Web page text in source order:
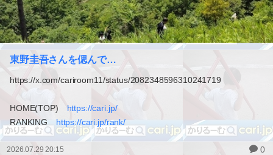
東野圭吾さんを偲んで…
https://x.com/cariroom11/status/2082348596310241719
HOME(TOP) https://cari.jp/
RANKING https://cari.jp/rank/
2026.07.29 20:15 0